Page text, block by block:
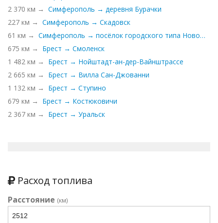
2 370 км → Симферополь → деревня Бурачки
227 км → Симферополь → Скадовск
61 км →
Симферополь → посёлок городского типа Новофёдоровка
675 км →
Брест → Смоленск
1 482 км →
Брест → Нойштадт-ан-дер-Вайнштрассе
2 665 км →
Брест → Вилла Сан-Джованни
1 132 км →
Брест → Ступино
679 км →
Брест → Костюковичи
2 367 км →
Брест → Уральск
Расход топлива
Расстояние (км)